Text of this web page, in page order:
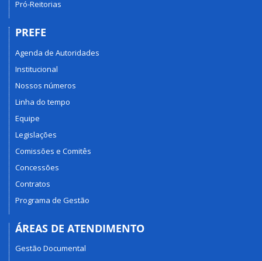
Pró-Reitorias
PREFE
Agenda de Autoridades
Institucional
Nossos números
Linha do tempo
Equipe
Legislações
Comissões e Comitês
Concessões
Contratos
Programa de Gestão
ÁREAS DE ATENDIMENTO
Gestão Documental